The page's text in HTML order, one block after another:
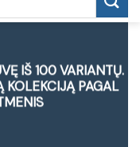
IŠ 100 VARIANTŲ.
KOLEKCIJĄ PAGAL